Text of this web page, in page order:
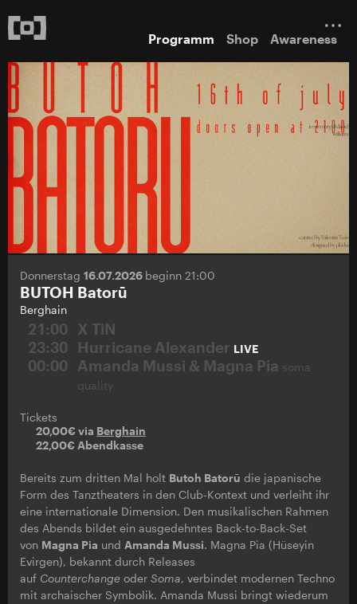
Programm Shop Awareness
Donnerstag 16.07.2026 beginn 21:00
BUTOH Batorū
Berghain
21:00
X TiN
23:30
Hurricane Alexander LIVE
00:00 Amanda Mussi & Magna Pia soma
quality
Tickets
20,00€ via Berghain
22,00€ Abendkasse
Bereits zum dritten Mal holt Butoh Batorū die japanische
Form des Tanztheaters in den Club-Kontext und verleiht ihr
eine internationale Dimension. Den musikalischen Rahmen
des Abends bildet ein ausgedehntes Back-to-Back-Set
von Magna Pia und Amanda Mussi. Magna Pia (Hüseyin
Evirgen), bekannt durch Releases
auf Counterchange oder Soma, verbindet modernen Techno
mit archaischer Symbolik. Amanda Mussi bringt wiederum